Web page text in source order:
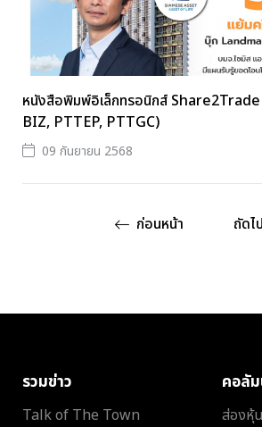
หนังสือพิมพ์อิเล็กทรอนิกส์ Share2Trade
BIZ, PTTEP, PTTGC)
09 กันยายน 2568
ก่อนหน้า ถัดไป
รวมข่าว
Talk of The Town
คอลั
ส่องหุ้